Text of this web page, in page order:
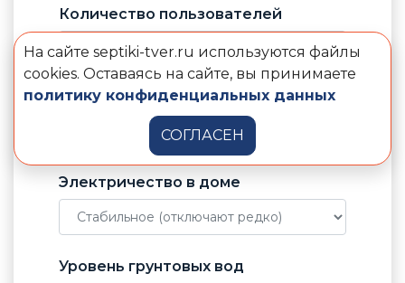
Количество пользователей
Отвод воды от септика
Электричество в доме
Уровень грунтовых вод
На сайте septiki-tver.ru используются файлы
cookies. Оставаясь на сайте, вы принимаете
политику конфиденциальных данных
СОГЛАСЕН